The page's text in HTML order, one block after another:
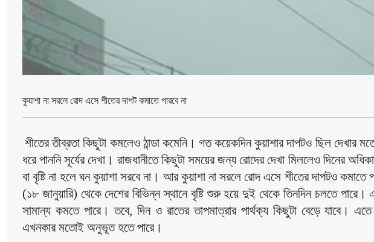
কুয়াশা না সরলে রোদ এসে শীতের দাপট কমাতে পারবে না
শীতের তীব্রতা কিছুটা কমলেও ঠান্ডা কমেনি। গত কয়েকদিন কুয়াশার দাপটও ছিল দেখার
ধরে পাননি সূর্যের দেখা। রাজধানীতে কিছুটা সময়ের জন্য রোদের দেখা মিললেও দিনের
বা বৃষ্টি না হলে ঘন কুয়াশা সরবে না। আর কুয়াশা না সরলে রোদ এসে শীতের দাপটও
(১৮ জানুয়ারি) থেকে দেশের বিভিন্ন স্থানে বৃষ্টি শুরু হয়ে দুই থেকে তিনদিন চলতে
সামান্য কমতে পারে। তবে, দিন ও রাতের তাপমাত্রার পার্থক্য কিছুটা বেড়ে যাবে।
এখনকার মতোই অনুভূত হতে পারে।